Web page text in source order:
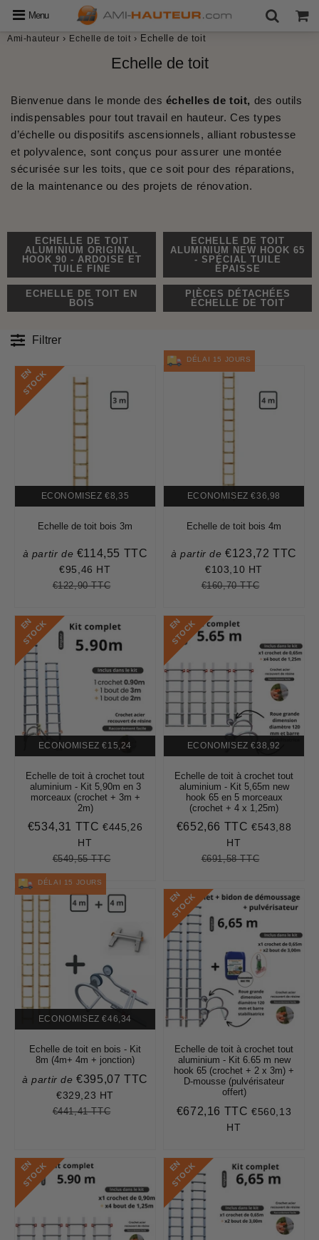
Menu
Ami-hauteur › Echelle de toit › Echelle de toit
Echelle de toit
Bienvenue dans le monde des échelles de toit, des outils
indispensables pour tout travail en hauteur. Ces types
d’échelle ou dispositifs ascensionnels, alliant robustesse
et polyvalence, sont conçus pour assurer une montée
sécurisée sur les toits, que ce soit pour des réparations,
de la maintenance ou des projets de rénovation.
ECHELLE DE TOIT
ALUMINIUM ORIGINAL
HOOK 90 - ARDOISE ET
TUILE FINE
ECHELLE DE TOIT
ALUMINIUM NEW HOOK 65
- SPÉCIAL TUILE
ÉPAISSE
ECHELLE DE TOIT EN
BOIS
PIÈCES DÉTACHÉES
ÉCHELLE DE TOIT
Filtrer
E
N
S
T
O
C
K
ECONOMISEZ €8,35
Echelle de toit bois 3m
à partir de Prix
réduit
€114,55 TTC
€114,55
€95,46 HT
Prix
€122,90 TTC€122,90
DÉLAI 15 JOURS
ECONOMISEZ €36,98
Echelle de toit bois 4m
à partir dePrix
réduit
€123,72 TTC
€123,72
€103,10 HT
Prix
€160,70 TTC€160,70
E
N
S
T
O
C
K
ECONOMISEZ €15,24
Echelle de toit à crochet tout
aluminium - Kit 5,90m en 3
morceaux (crochet + 3m +
2m)
Prix
€534,31 TTC €534,31
€445,26
HT
Prix
régulier
€549,55 TTC€549,55
E
N
S
T
O
C
K
ECONOMISEZ €38,92
Echelle de toit à crochet tout
aluminium - Kit 5,65m new
hook 65 en 5 morceaux
(crochet + 4 x 1,25m)
Prix
€652,66 TTC €652,66
€543,88
HT
Prix
€691,58 TTC€691,58
DÉLAI 15 JOURS
ECONOMISEZ €46,34
Echelle de toit en bois - Kit
8m (4m+ 4m + jonction)
à partir dePrix
réduit
€395,07 TTC
€395,07
€329,23 HT
Prix
€441,41 TTC€441,41
E
N
S
T
O
C
K
Echelle de toit à crochet tout
aluminium - Kit 6.65 m new
hook 65 (crochet + 2 x 3m) +
D-mousse (pulvérisateur
offert)
Prix
€672,16 TTC €672,16
€560,13
HT
E
N
S
T
O
C
K E
N
S
T
O
C
K